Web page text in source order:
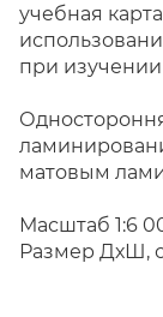
учебная
при
матовым
Масштаб 1:6
Размер ДхШ,